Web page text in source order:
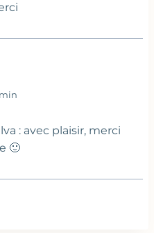
: avec plaisir, merci
🙂